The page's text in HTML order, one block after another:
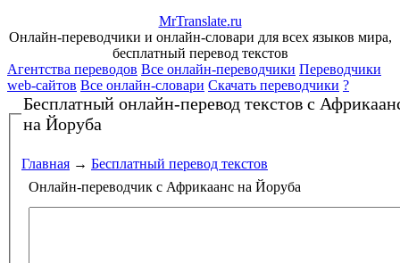
MrTranslate.ru
Онлайн-переводчики и онлайн-словари для всех языков мира,
бесплатный перевод текстов
Агентства переводов Все онлайн-переводчики Переводчики
web-сайтов Все онлайн-словари Скачать переводчики ?
Бесплатный онлайн-перевод текстов с
на Йоруба
Главная → Бесплатный перевод текстов
Онлайн-переводчик с Африкаанс на Йоруба